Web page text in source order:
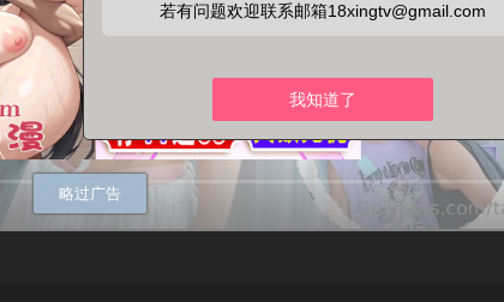
略过广告
若有问题欢迎联系邮箱18xingtv@gmail.com
我知道了